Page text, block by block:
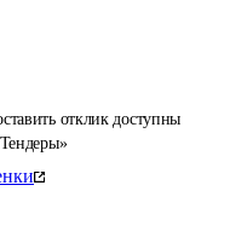
отклик доступны